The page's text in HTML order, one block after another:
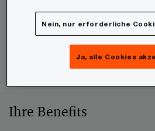
Kontaktieren Sie jetzt unser
Ihre Benefits
Nein, nur erforderliche
Ja, alle Cookies